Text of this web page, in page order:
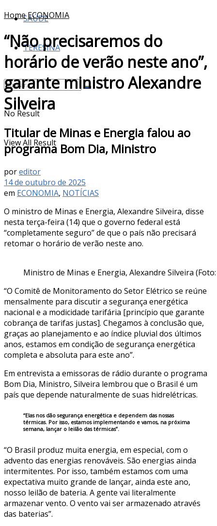
SAÚDE
TERESINA
No Result
View All Result
Home ECONOMIA
“Não precisaremos do
horário de verão neste ano”,
garante ministro Alexandre
Silveira
Titular de Minas e Energia falou ao
programa Bom Dia, Ministro
poreditor
14 de outubro de 2025
em ECONOMIA, NOTÍCIAS
O ministro de Minas e Energia, Alexandre Silveira, disse
nesta terça-feira (14) que o governo federal está
“completamente seguro” de que o país não precisará
retomar o horário de verão neste ano.
Ministro de Minas e Energia, Alexandre Silveira
“O Comitê de Monitoramento do Setor Elétrico se reúne
mensalmente para discutir a segurança energética
nacional e a modicidade tarifária [princípio que garante
cobrança de tarifas justas]. Chegamos à conclusão que,
graças ao planejamento e ao índice pluvial dos últimos
anos, estamos em condição de segurança energética
completa e absoluta para este ano”.
Em entrevista a emissoras de rádio durante o programa
Bom Dia, Ministro, Silveira lembrou que o Brasil é um
país que depende naturalmente de suas hidrelétricas.
“Elas nos dão segurança energética e dependem das nossas
térmicas. Por isso, estamos implementando e vamos, na próxima
semana, lançar o leilão das térmicas”.
“O Brasil produz muita energia, em especial, com o
advento das energias renováveis. São energias ainda
intermitentes. Por isso, também estamos com uma
expectativa muito grande de lançar, ainda este ano,
nosso leilão de bateria. A gente vai literalmente
armazenar vento. O vento vai ser armazenado através
das baterias”.